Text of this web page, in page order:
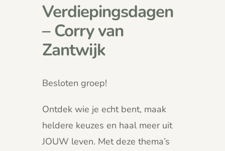
Verdiepingsdagen
– Corry van
Zantwijk
Besloten groep!
Ontdek wie je echt bent, maak
heldere keuzes en haal meer uit
JOUW leven. Met deze thema’s